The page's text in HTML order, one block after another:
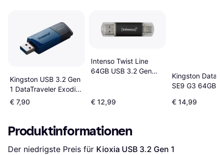
Kingston USB 3.2 Gen
1 DataTraveler Exodia
M 64GB
€ 7,90
Intenso Twist Line
64GB USB 3.2 Gen
€ 12,99
Kingston
SE9 G3 64GB
€ 14,99
Produktinformationen
Der niedrigste Preis für Kioxia USB 3.2 Gen 1